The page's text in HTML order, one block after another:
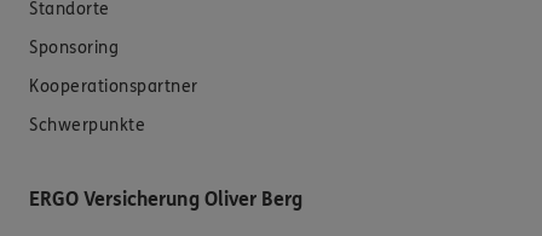
Standorte
Sponsoring
Kooperationspartner
Schwerpunkte
ERGO Versicherung Oliver Berg